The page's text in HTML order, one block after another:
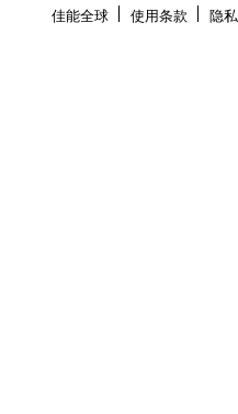
佳能全球
使用条款 隐